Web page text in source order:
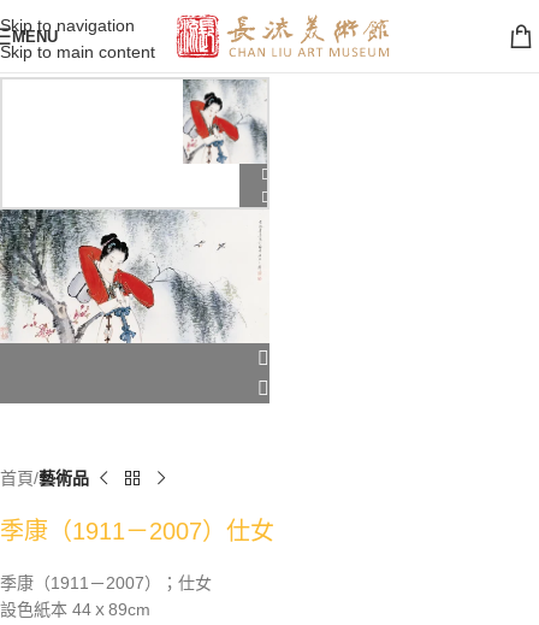
Skip to navigation
Skip to main content
MENU
首頁 藝術品
季康（1911－2007）仕女
季康（1911－2007）；仕女
設色紙本 44ｘ89cm